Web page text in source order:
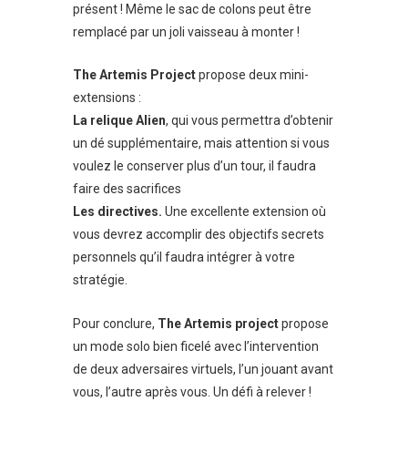
présent ! Même le sac de colons peut être
remplacé par un joli vaisseau à monter !
The Artemis Projectpropose deux mini-
extensions :
La relique Alien, qui vous permettra d’obtenir
un dé supplémentaire, mais attention si vous
voulez le conserver plus d’un tour, il faudra
faire des sacrifices
Les directives. Une excellente extension où
vous devrez accomplir des objectifs secrets
personnels qu’il faudra intégrer à votre
stratégie.
Pour conclure, The Artemis projectpropose
un mode solo bien ficelé avec l’intervention
de deux adversaires virtuels, l’un jouant avant
vous, l’autre après vous. Un défi à relever !